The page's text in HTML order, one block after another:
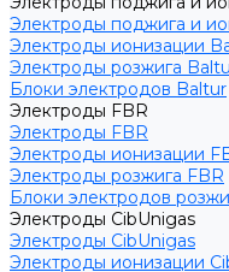
Электроды поджига и
Электроды ионизации
Электроды розжига
Блоки электродов Baltur
Электроды FBR
Электроды FBR
Электроды ионизации
Электроды розжига FBR
Блоки электродов
Электроды CibUnigas
Электроды CibUnigas
Электроды ионизации